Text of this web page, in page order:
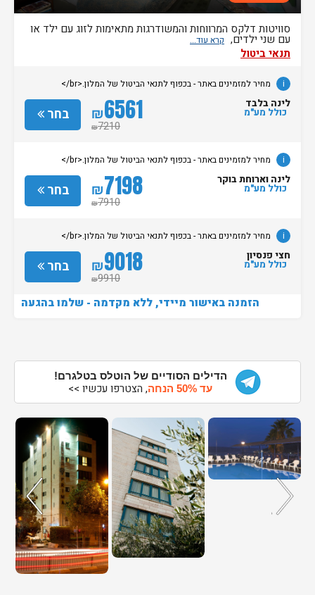
סוויטות דלקס המרווחות והמשודרגות מתאימות לזוג עם ילד או
עם שני ילדים,
תנאי ביטול
i מחיר למזמינים באתר - בכפוף לתנאי הביטול של המלון.<br/>
בחר ₪6561
₪7210
לינה בלבד
כולל מע"מ
i מחיר למזמינים באתר - בכפוף לתנאי הביטול של המלון.<br/>
בחר ₪7198
₪7910
לינה וארוחת בוקר
כולל מע"מ
i מחיר למזמינים באתר - בכפוף לתנאי הביטול של המלון.<br/>
בחר ₪9018
₪9910
חצי פנסיון
כולל מע"מ
הזמנה באישור מיידי, ללא מקדמה - שלמו בהגעה
הדילים הסודיים של הוטלס בטלגרם!
עד 50% הנחה
, הצטרפו עכשיו >>